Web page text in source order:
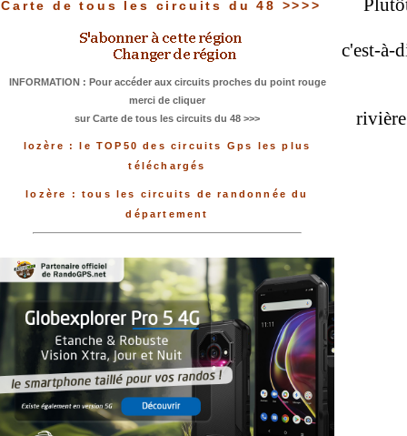
Carte de tous les circuits du 48 >>>>
INFORMATION : Pour accéder aux circuits proches du point rouge
merci de cliquer
sur Carte de tous les circuits du 48 >>>
lozère : le TOP50 des circuits Gps les plus
téléchargés
lozère : tous les circuits de randonnée du
département
c'est-à-